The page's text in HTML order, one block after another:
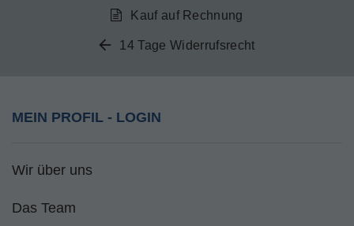
Kauf auf Rechnung
14 Tage Widerrufsrecht
MEIN PROFIL - LOGIN
Wir über uns
Das Team